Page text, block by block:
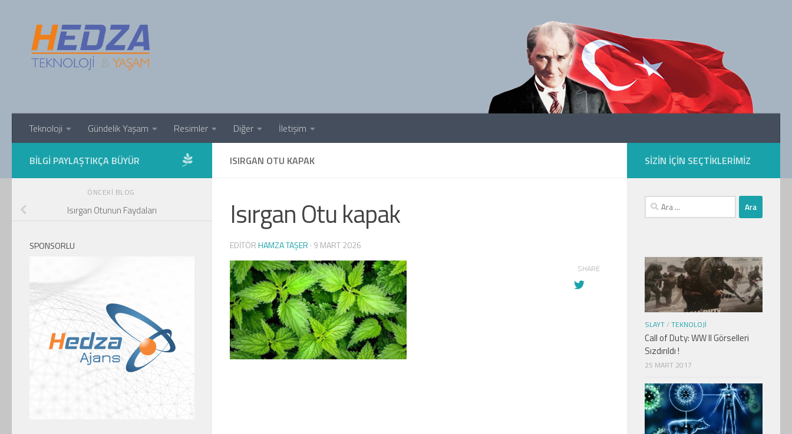
Teknoloji Gündelik Yaşam Resimler Diğer İletişim
ISIRGAN OTU KAPAK
Isırgan Otu kapak
EDITÖRHAMZA TAŞER · 9 MART 2026
SHARE
BILGI PAYLAŞTIKÇA BÜYÜR
ÖNCEKI BLOG
Isırgan Otunun Faydaları
SPONSORLU
SIZIN IÇIN SEÇTIKLERIMIZ
Arama:
SLAYT/TEKNOLOJI
Call of Duty: WW II Görselleri
Sızdırıldı !
25 MART 2017